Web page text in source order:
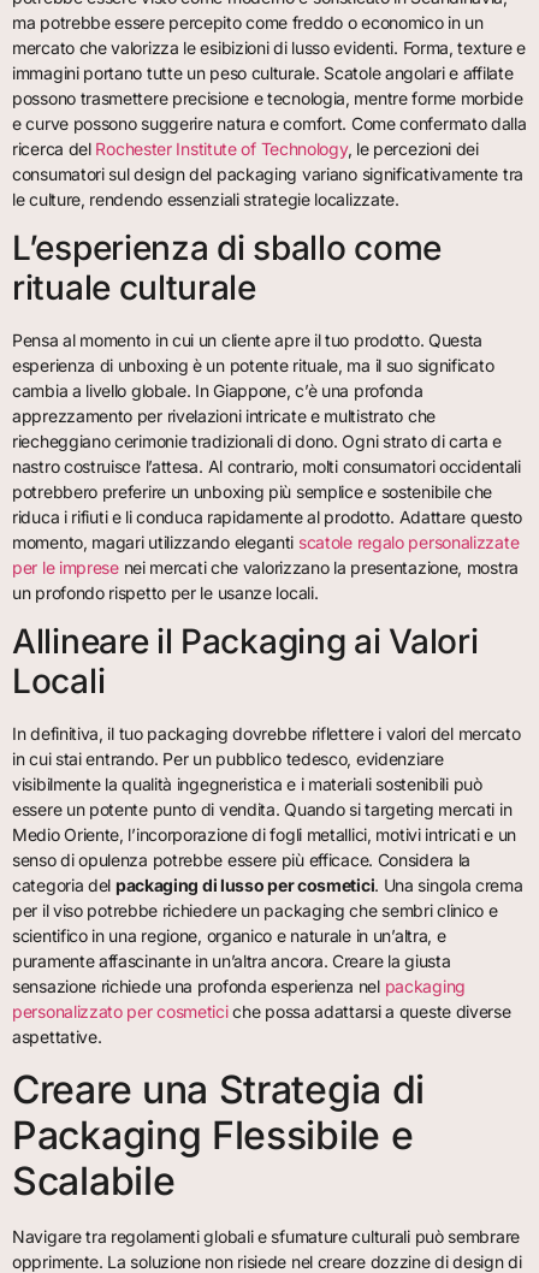
ma potrebbe essere percepito come freddo o economico in un
mercato che valorizza le esibizioni di lusso evidenti. Forma, texture e
immagini portano tutte un peso culturale. Scatole angolari e affilate
possono trasmettere precisione e tecnologia, mentre forme morbide
e curve possono suggerire natura e comfort. Come confermato dalla
ricerca del Rochester Institute of Technology, le percezioni dei
consumatori sul design del packaging variano significativamente tra
le culture, rendendo essenziali strategie localizzate.
L’esperienza di sballo come
rituale culturale
Pensa al momento in cui un cliente apre il tuo prodotto. Questa
esperienza di unboxing è un potente rituale, ma il suo significato
cambia a livello globale. In Giappone, c’è una profonda
apprezzamento per rivelazioni intricate e multistrato che
riecheggiano cerimonie tradizionali di dono. Ogni strato di carta e
nastro costruisce l’attesa. Al contrario, molti consumatori occidentali
potrebbero preferire un unboxing più semplice e sostenibile che
riduca i rifiuti e li conduca rapidamente al prodotto. Adattare questo
momento, magari utilizzando eleganti scatole regalo personalizzate
per le impresenei mercati che valorizzano la presentazione, mostra
un profondo rispetto per le usanze locali.
Allineare il Packaging ai Valori
Locali
In definitiva, il tuo packaging dovrebbe riflettere i valori del mercato
in cui stai entrando. Per un pubblico tedesco, evidenziare
visibilmente la qualità ingegneristica e i materiali sostenibili può
essere un potente punto di vendita. Quando si targeting mercati in
Medio Oriente, l’incorporazione di fogli metallici, motivi intricati e un
senso di opulenza potrebbe essere più efficace. Considera la
categoria del packaging di lusso per cosmetici. Una singola crema
per il viso potrebbe richiedere un packaging che sembri clinico e
scientifico in una regione, organico e naturale in un’altra, e
puramente affascinante in un’altra ancora. Creare la giusta
sensazione richiede una profonda esperienza nel packaging
personalizzato per cosmeticiche possa adattarsi a queste diverse
aspettative.
Creare una Strategia di
Packaging Flessibile e
Scalabile
Navigare tra regolamenti globali e sfumature culturali può sembrare
opprimente. La soluzione non risiede nel creare dozzine di design di